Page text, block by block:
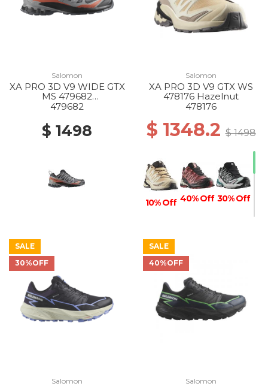
Salomon
XA PRO 3D V9 WIDE GTX
MS 479682
TURBULENCE/BLACK/B
479682
$ 1498
Salomon
XA PRO 3D V9 GTX WS
478176 Hazelnut
478176
$ 1348.2$ 1498
10% Off 40% Off 30% Off
SALE
30%OFF
Salomon
SALE
40%OFF
Salomon